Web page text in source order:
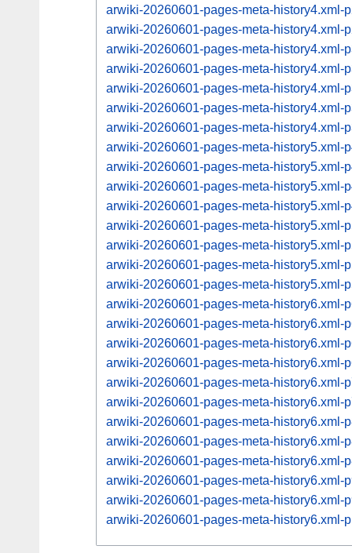
arwiki-20260601-pages-meta-history4.xml-
arwiki-20260601-pages-meta-history4.xml-
arwiki-20260601-pages-meta-history4.xml-
arwiki-20260601-pages-meta-history4.xml-
arwiki-20260601-pages-meta-history4.xml-
arwiki-20260601-pages-meta-history4.xml-
arwiki-20260601-pages-meta-history4.xml-
arwiki-20260601-pages-meta-history5.xml-
arwiki-20260601-pages-meta-history5.xml-
arwiki-20260601-pages-meta-history5.xml-
arwiki-20260601-pages-meta-history5.xml-
arwiki-20260601-pages-meta-history5.xml-
arwiki-20260601-pages-meta-history5.xml-
arwiki-20260601-pages-meta-history5.xml-
arwiki-20260601-pages-meta-history5.xml-
arwiki-20260601-pages-meta-history6.xml-
arwiki-20260601-pages-meta-history6.xml-
arwiki-20260601-pages-meta-history6.xml-
arwiki-20260601-pages-meta-history6.xml-
arwiki-20260601-pages-meta-history6.xml-
arwiki-20260601-pages-meta-history6.xml-
arwiki-20260601-pages-meta-history6.xml-
arwiki-20260601-pages-meta-history6.xml-
arwiki-20260601-pages-meta-history6.xml-
arwiki-20260601-pages-meta-history6.xml-
arwiki-20260601-pages-meta-history6.xml-
arwiki-20260601-pages-meta-history6.xml-